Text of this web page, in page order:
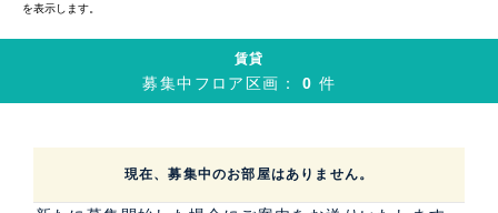
を表示します。
賃貸
募集中フロア区画：0件
現在、募集中のお部屋はありません。